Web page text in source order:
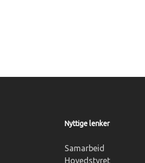
Nyttige lenker
Samarbeid
Hovedstyret